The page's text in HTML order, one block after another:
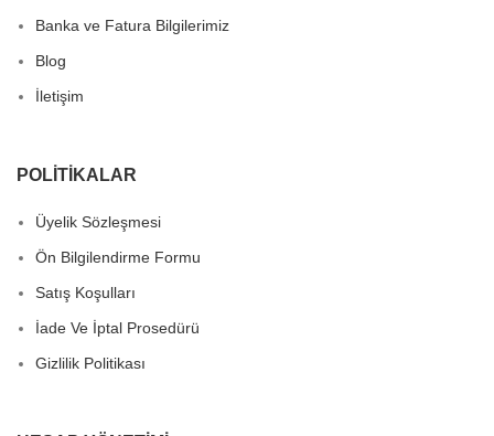
Banka ve Fatura Bilgilerimiz
Blog
İletişim
POLITIKALAR
Üyelik Sözleşmesi
Ön Bilgilendirme Formu
Satış Koşulları
İade Ve İptal Prosedürü
Gizlilik Politikası